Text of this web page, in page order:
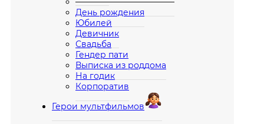
День рождения
Юбилей
Девичник
Свадьба
Гендер пати
Выписка из роддома
На годик
Корпоратив
Герои мультфильмов